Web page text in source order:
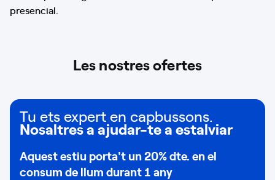
presencial.
Les nostres ofertes
Tu ets expert en capbussons.
Nosaltres a ajudar-te a estalviar
Aquest estiu porta't un20% dte.en el
consum dellum durant 1 any